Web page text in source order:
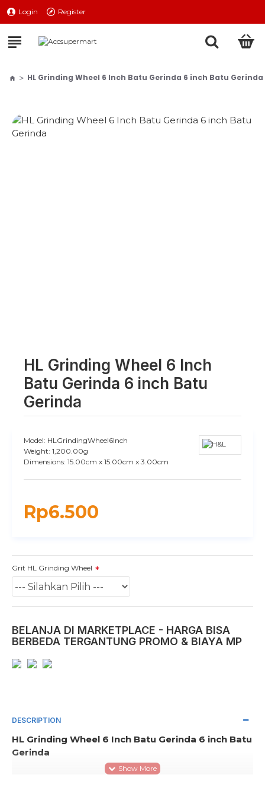
Login Register
HL Grinding Wheel 6 Inch Batu Gerinda 6 inch Batu Gerinda
HL Grinding Wheel 6 Inch
Batu Gerinda 6 inch Batu
Gerinda
Rp6.500
Model: HLGrindingWheel6Inch
Weight: 1,200.00g
Dimensions: 15.00cm x 15.00cm x 3.00cm
Grit HL Grinding Wheel
BELANJA DI MARKETPLACE - HARGA BISA
BERBEDA TERGANTUNG PROMO & BIAYA MP
DESCRIPTION
HL Grinding Wheel 6 Inch Batu Gerinda 6 inch Batu
Gerinda
- Diameter lobang flexible